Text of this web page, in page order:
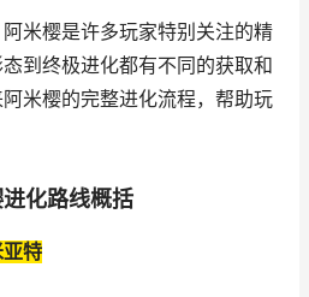
米樱是许多玩家特别关注的精
到终极进化都有不同的获取和
米樱的完整进化流程，帮助玩
化路线概括
特